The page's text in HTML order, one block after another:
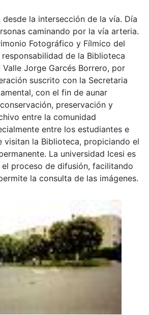
la intersección de la vía. Día
caminando por la vía arteria.
Fotográfico y Fílmico del
de la Biblioteca
Jorge Garcés Borrero, por
suscrito con la Secretaria
con el fin de aunar
preservación y
entre la comunidad
entre los estudiantes e
visitan la Biblioteca, propiciando el
La universidad Icesi es
proceso de difusión, facilitando
la consulta de las imágenes.